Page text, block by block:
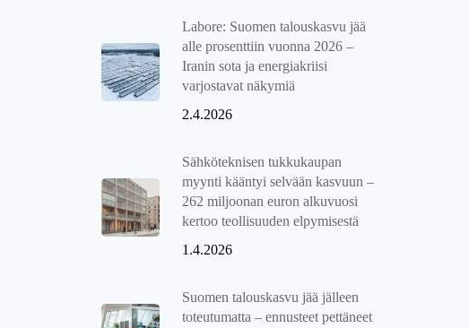
Labore: Suomen talouskasvu jää
alle prosenttiin vuonna 2026 –
Iranin sota ja energiakriisi
varjostavat näkymiä
2.4.2026
Sähköteknisen tukkukaupan
myynti kääntyi selvään kasvuun –
262 miljoonan euron alkuvuosi
kertoo teollisuuden elpymisestä
1.4.2026
Suomen talouskasvu jää jälleen
toteutumatta – ennusteet pettäneet